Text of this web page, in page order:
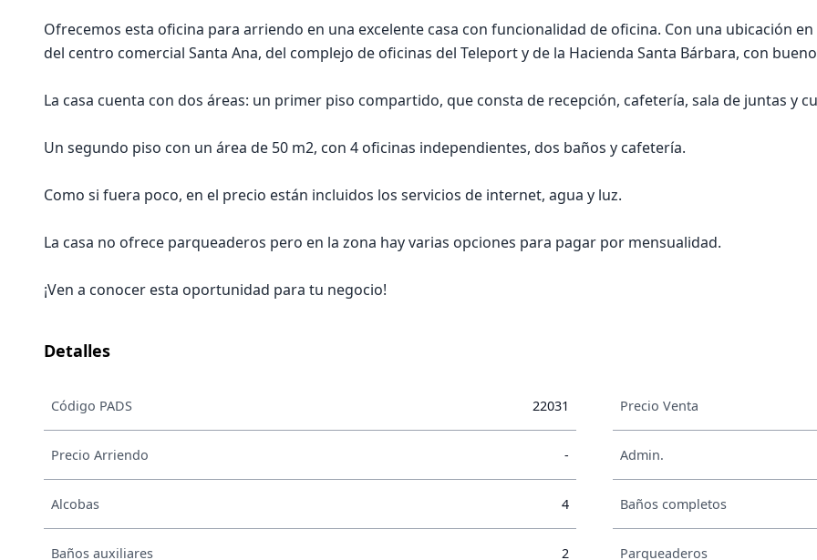
Ofrecemos esta oficina para arriendo en una excelente casa con funcionalidad de oficina. Con una ubicación
del centro comercial Santa Ana, del complejo de oficinas del Teleport y de la Hacienda Santa Bárbara, con
La casa cuenta con dos áreas: un primer piso compartido, que consta de recepción, cafetería, sala de juntas y
Un segundo piso con un área de 50 m2, con 4 oficinas independientes, dos baños y cafetería.
Como si fuera poco, en el precio están incluidos los servicios de internet, agua y luz.
La casa no ofrece parqueaderos pero en la zona hay varias opciones para pagar por mensualidad.
¡Ven a conocer esta oportunidad para tu negocio!
Detalles
Código PADS 22031 Precio Venta
Precio Arriendo - Admin.
Alcobas 4 Baños completos
Baños auxiliares 2 Parqueaderos